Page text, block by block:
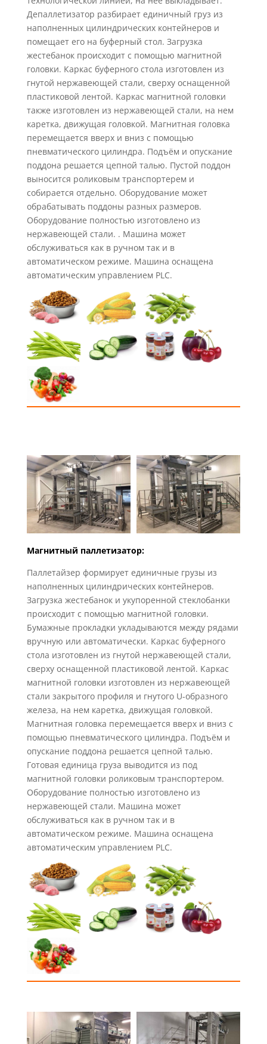
Депаллетизатор разбирает единичный груз из
наполненных цилиндрических контейнеров и
помещает его на буферный стол. Загрузка
жестебанок происходит с помощью магнитной
головки. Каркас буферного стола изготовлен из
гнутой нержавеющей стали, сверху оснащенной
пластиковой лентой. Каркас магнитной головки
также изготовлен из нержавеющей стали, на нем
каретка, движущая головкой. Магнитная головка
перемещается вверх и вниз с помощью
пневматического цилиндра. Подъём и опускание
поддона решается цепной талью. Пустой поддон
выносится роликовым транспортерем и
собирается отдельно. Оборудование может
обрабатывать поддоны разных размеров.
Оборудование полностью изготовлено из
нержавеющей стали. . Машина может
обслуживаться как в ручном так и в
автоматическом режиме. Машина оснащена
автоматическим управлением PLC.
Магнитный паллетизатор:
Паллетайзер формирует единичные грузы из
наполненных цилиндрических контейнеров.
Загрузка жестебанок и укупоренной стеклобанки
происходит с помощью магнитной головки.
Бумажные прокладки укладываются между рядами
вручную или автоматически. Каркас буферного
стола изготовлен из гнутой нержавеющей стали,
сверху оснащенной пластиковой лентой. Каркас
магнитной головки изготовлен из нержавеющей
стали закрытого профиля и гнутого U-образного
железа, на нем каретка, движущая головкой.
Магнитная головка перемещается вверх и вниз с
помощью пневматического цилиндра. Подъём и
опускание поддона решается цепной талью.
Готовая единица груза выводится из под
магнитной головки роликовым транспортером.
Оборудование полностью изготовлено из
нержавеющей стали. Машина может
обслуживаться как в ручном так и в
автоматическом режиме. Машина оснащена
автоматическим управлением PLC.